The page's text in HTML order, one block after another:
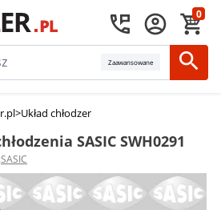
0
Zaawansowane
>Układ chłodzenia silnika
SASIC SWH0291
SASIC